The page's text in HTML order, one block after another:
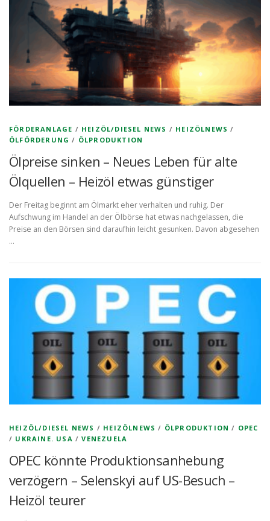
FÖRDERANLAGE / HEIZÖL/DIESEL NEWS / HEIZÖLNEWS /
ÖLFÖRDERUNG / ÖLPRODUKTION
Ölpreise sinken – Neues Leben für alte
Ölquellen – Heizöl etwas günstiger
Der Freitag beginnt am Ölmarkt eher verhalten und ruhig. Der
Aufschwung im Handel an der Ölbörse hat etwas nachgelassen, die
Preise an den Börsen sind daraufhin leicht gesunken. Davon abgesehen
…
HEIZÖL/DIESEL NEWS / HEIZÖLNEWS / ÖLPRODUKTION / OPEC
/ UKRAINE. USA /VENEZUELA
OPEC könnte Produktionsanhebung
verzögern – Selenskyi auf US-Besuch –
Heizöl teurer